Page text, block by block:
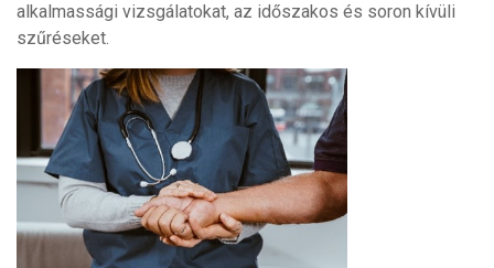
alkalmassági vizsgálatokat, az időszakos és soron kívüli
szűréseket.